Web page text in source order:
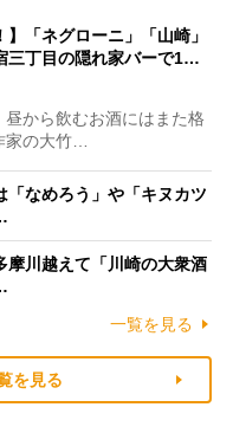
】「ネグローニ」「山崎」
三丁目の隠れ家バーで1…
から飲むお酒にはまた格
家の大竹…
「なめろう」や「キヌカツ
摩川越えて「川崎の大衆酒
一覧を見る
を見る